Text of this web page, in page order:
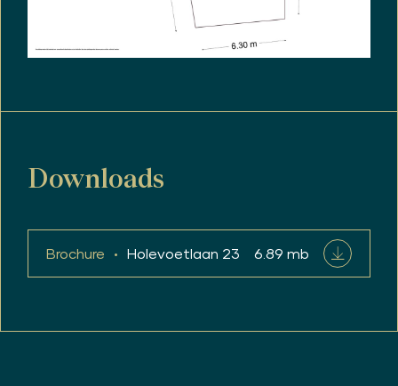
Downloads
Brochure Holevoetlaan 23 6.89 mb